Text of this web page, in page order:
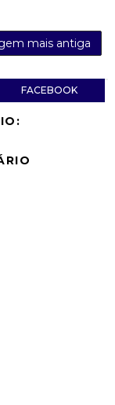
mais antiga
FACEBOOK